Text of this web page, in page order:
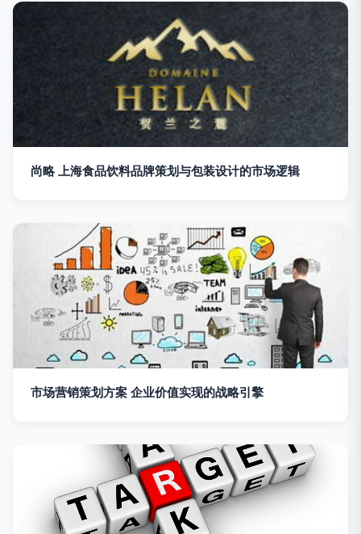
尚略 上海食品饮料品牌策划与包装设计的市场逻辑
市场营销策划方案 企业价值实现的战略引擎